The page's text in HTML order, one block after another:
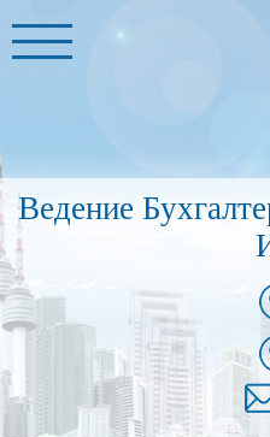
Главная
Иностранные
представительства
➩
Регистрация
➩
Ведение